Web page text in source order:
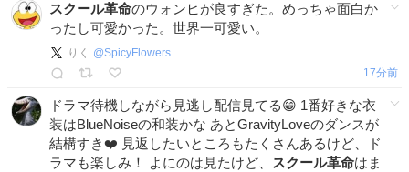
スクール革命のウォンヒが良すぎた。めっちゃ面白か
ったし可愛かった。世界一可愛い。
りく @SpicyFlowers
17分前
ドラマ待機しながら見逃し配信見てる😁 1番好きな衣
装はBlueNoiseの和装かな あとGravityLoveのダンスが
結構すき❤️ 見返したいところもたくさんあるけど、ド
ラマも楽しみ！ よにのは見たけど、
スクール革命はま